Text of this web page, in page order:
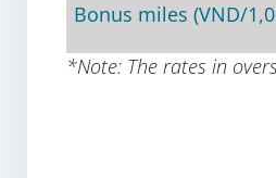
Bonus miles (VND/
*Note: The rates in